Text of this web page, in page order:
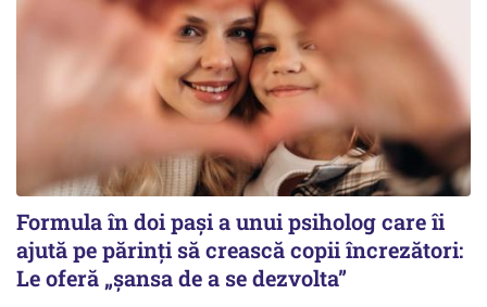
Formula în doi pași a unui psiholog care îi
ajută pe părinți să crească copii încrezători:
Le oferă „șansa de a se dezvolta”